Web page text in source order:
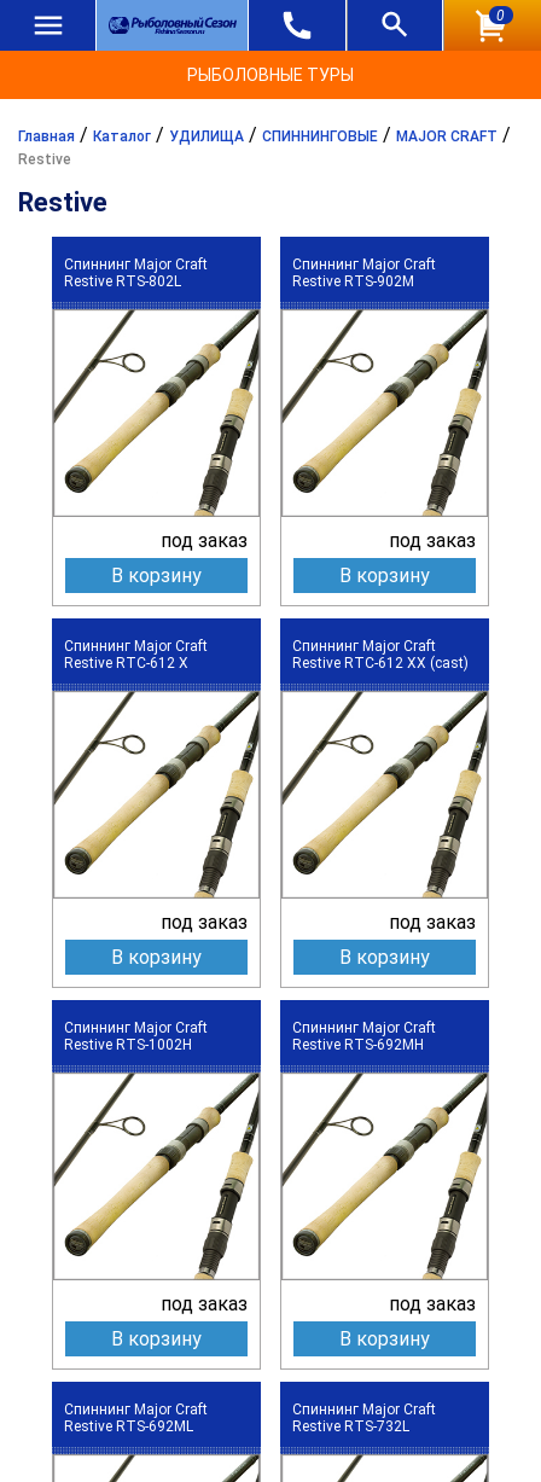
0
РЫБОЛОВНЫЕ ТУРЫ
Главная / Каталог / УДИЛИЩА / СПИННИНГОВЫЕ / MAJOR CRAFT /
Restive
Restive
Спиннинг Major Craft
Restive RTS-802L
под заказ
В корзину
Спиннинг Major Craft
Restive RTS-902M
под заказ
В корзину
Спиннинг Major Craft
Restive RTC-612 X
под заказ
В корзину
Спиннинг Major Craft
Restive RTC-612 XX (cast)
под заказ
В корзину
Спиннинг Major Craft
Restive RTS-1002H
под заказ
В корзину
Спиннинг Major Craft
Restive RTS-692MH
под заказ
В корзину
Спиннинг Major Craft
Restive RTS-692ML
Спиннинг Major Craft
Restive RTS-732L